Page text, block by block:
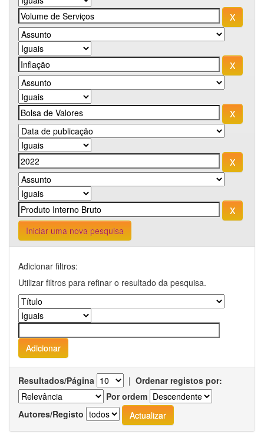
Iniciar uma nova pesquisa
Adicionar filtros:
Utilizar filtros para refinar o resultado da pesquisa.
Resultados/Página | Ordenar registos por:
Por ordem
Autores/Registo